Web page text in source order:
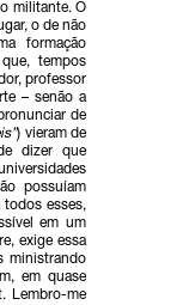
militante. O
o de não
formação
tempos
professor
– senão a
de
) vieram de
dizer que
possuíam
todos esses,
em um
exige essa
ministrando
em quase
Lembro-me